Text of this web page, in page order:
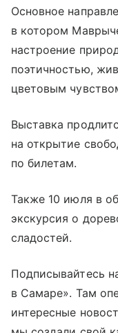
Основное
в котором
настроение
поэтичностью,
цветовым
Выставка
на открытие
по билетам.
Также 10 июля в
экскурсия о
сладостей.
Подписывайтесь
в Самаре». Там
интересные